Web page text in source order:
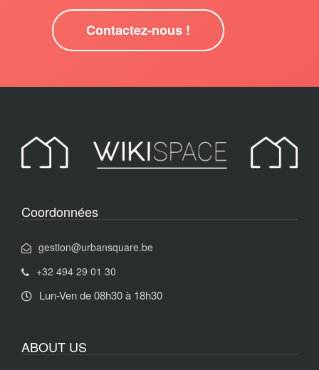
Contactez-nous !
Coordonnées
gestion@urbansquare.be
+32 494 29 01 30
Lun-Ven de 08h30 à 18h30
ABOUT US